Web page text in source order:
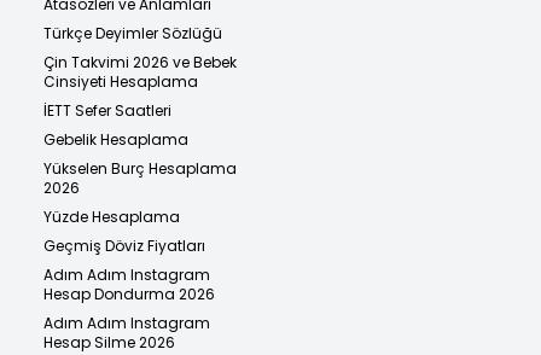
Atasözleri ve Anlamları
Türkçe Deyimler Sözlüğü
Çin Takvimi 2026 ve Bebek
Cinsiyeti Hesaplama
İETT Sefer Saatleri
Gebelik Hesaplama
Yükselen Burç Hesaplama
2026
Yüzde Hesaplama
Geçmiş Döviz Fiyatları
Adım Adım Instagram
Hesap Dondurma 2026
Adım Adım Instagram
Hesap Silme 2026